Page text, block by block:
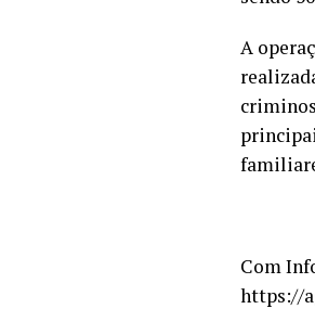
A
Com
https://